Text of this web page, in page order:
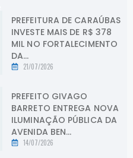
PREFEITURA DE CARAÚBAS
INVESTE MAIS DE R$ 378
MIL NO FORTALECIMENTO
DA...
21/07/2026
PREFEITO GIVAGO
BARRETO ENTREGA NOVA
ILUMINAÇÃO PÚBLICA DA
AVENIDA BEN...
14/07/2026